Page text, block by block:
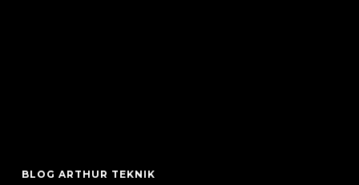
BLOG ARTHUR TEKNIK